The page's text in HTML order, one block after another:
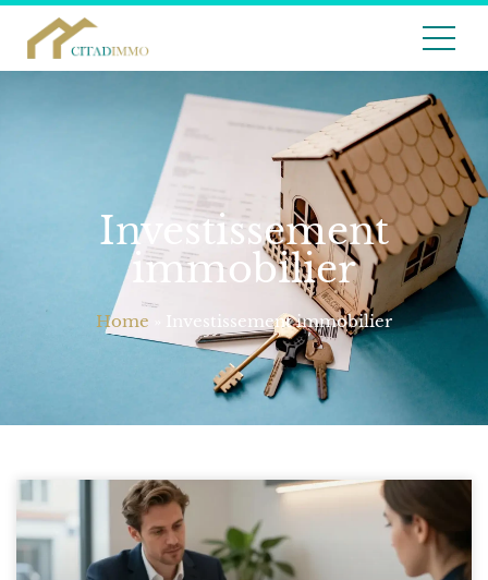
Investissement
immobilier
Home Investissement immobilier